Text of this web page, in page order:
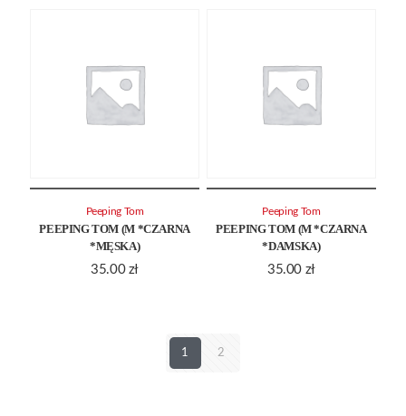
PEEPING TOM (M *CZARNA
*MĘSKA)
35.00 zł
Peeping Tom
PEEPING TOM (M *CZARNA
*DAMSKA)
35.00 zł
Peeping Tom
1 2